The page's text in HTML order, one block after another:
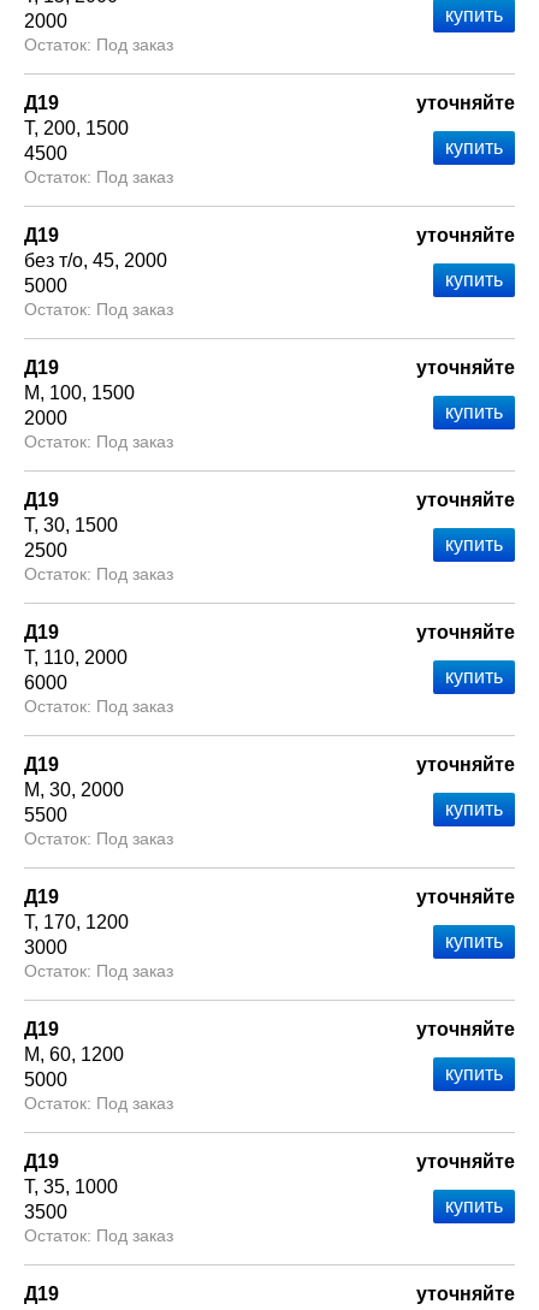
2000
Под заказ
Д19
Т 200 1500
4500
Под заказ
уточняйте
Д19
без т/о 45 2000
5000
Под заказ
уточняйте
Д19
М
100 1500
2000
Под заказ
уточняйте
Д19
Т 30 1500
2500
Под заказ
уточняйте
Д19
Т 110 2000
6000
Под заказ
уточняйте
Д19
М 30 2000
5500
Под заказ
уточняйте
Д19
Т 170 1200
3000
Под заказ
уточняйте
Д19
М 60 1200
5000
Под заказ
уточняйте
Д19
Т 35 1000
3500
Под заказ
уточняйте
Д19
уточняйте